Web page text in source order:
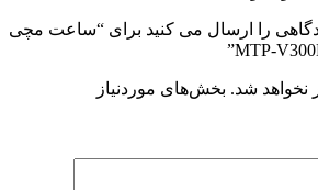
را ارسال می کنید برای “ساعت مچی
نخواهد شد. بخش‌های موردنیاز